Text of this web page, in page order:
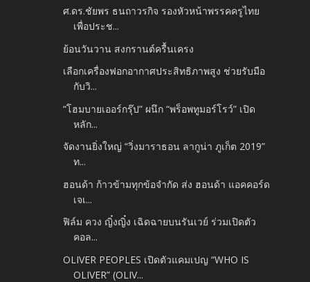
ศ.ดร.ชัยพร ธนถาวรกิจ รองหัวหน้าพรรคครูไทย
เพื่อประช...
ย้อนวันวาน สงกรานต์ครื้นเครง
เลือกเครื่องฟอกอากาศประสิทธิภาพสูง ช่วยรับมือ
กับวิ...
“โฮมบายเออร์กรุ๊ป” ผนึก “พร็อพทูมอร์โรว์” เปิด
หลัก...
จัดงานยิ่งใหญ่ “วิ่งมาราธอน ลากูน่า ภูเก็ต 2019”
ท...
ฮอนด้า ก้าวข้ามทุกข้อจำกัด ส่ง ฮอนด้า แอคคอร์ด
เจเ...
ฟิล์ม ควง ญิ๋งญิ๋ง เฉิดฉายบนรันเวย์ ร่วมเปิดตัว
คอล...
OLIVER PEOPLES เปิดตัวแคมเปญ “WHO IS
OLIVER” (OLIV...